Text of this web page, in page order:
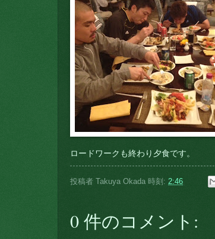
ロードワークも終わり夕食です。
投稿者 Takuya Okada 時刻: 2:46
0 件のコメント: